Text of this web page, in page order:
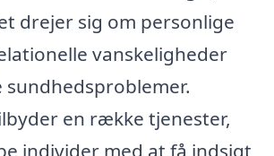
drejer sig om personlige
vanskeligheder
sundhedsproblemer.
en række tjenester,
individer med at få indsigt